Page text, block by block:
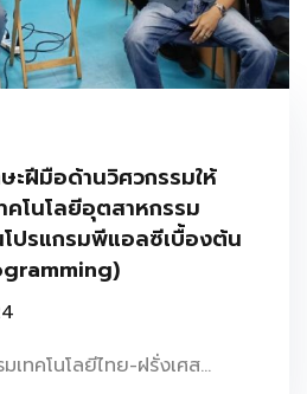
ะฝีมือด้านวิศวกรรมให้
โนโลยีอุตสาหกรรม
ปรแกรมพีแอลซีเบื้องต้น
คโนโลยีไทย-ฝรั่งเศส...